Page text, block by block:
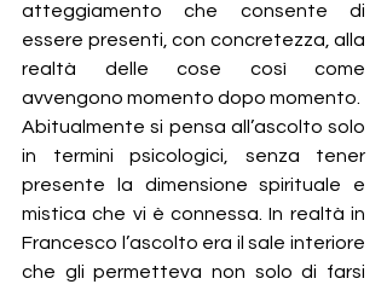
atteggiamento che consente di
essere presenti, con concretezza, alla
realtà delle cose così come
avvengono momento dopo momento.
Abitualmente si pensa all’ascolto solo
in termini psicologici, senza tener
presente la dimensione spirituale e
mistica che vi è connessa. In realtà in
Francesco l’ascolto era il sale interiore
che gli permetteva non solo di farsi